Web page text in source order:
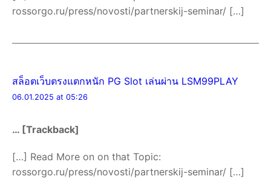
rossorgo.ru/press/novosti/partnerskij-seminar/ […]
สล็อตเว็บตรงแตกหนัก PG Slot เล่นผ่าน LSM99PLAY
06.01.2025 at 05:26
… [Trackback]
[…] Read More on on that Topic:
rossorgo.ru/press/novosti/partnerskij-seminar/ […]